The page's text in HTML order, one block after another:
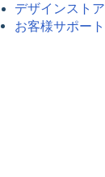
デザインストア
お客様サポート